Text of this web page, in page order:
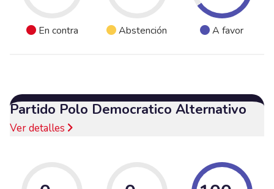
En contra Abstención A favor
Partido Polo Democratico Alternativo
Ver detalles